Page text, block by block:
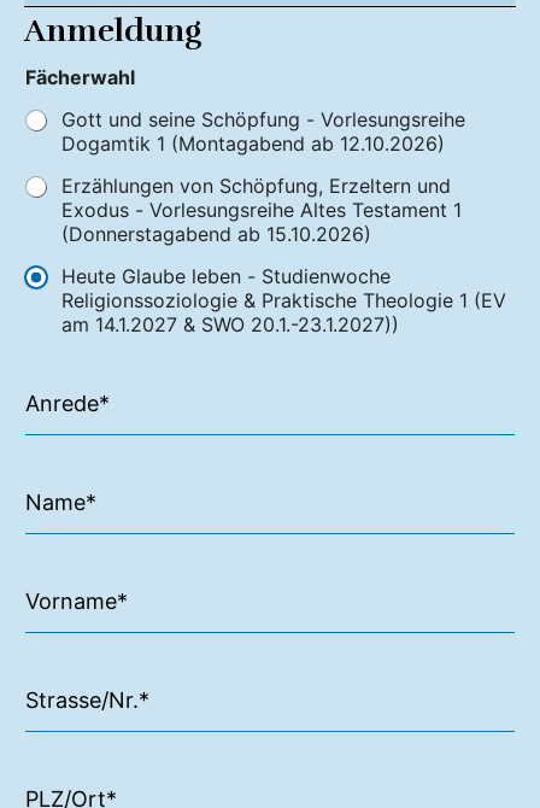
Anmeldung
Fächerwahl
Gott und seine Schöpfung - Vorlesungsreihe
Dogamtik 1 (Montagabend ab 12.10.2026)
Erzählungen von Schöpfung, Erzeltern und
Exodus - Vorlesungsreihe Altes Testament 1
(Donnerstagabend ab 15.10.2026)
Heute Glaube leben - Studienwoche
Religionssoziologie & Praktische Theologie 1 (EV
am 14.1.2027 & SWO 20.1.-23.1.2027))